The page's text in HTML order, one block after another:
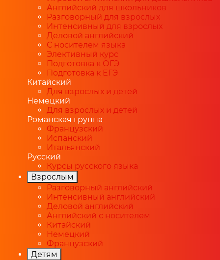
Английский для школьников
Разговорный для взрослых
Интенсивный для взрослых
Деловой английский
С носителем языка
Элективный курс
Подготовка к ОГЭ
Подготовка к ЕГЭ
Китайский
Для взрослых и детей
Немецкий
Для взрослых и детей
Романская группа
Французский
Испанский
Итальянский
Русский
Курсы русского языка
Взрослым
Разговорный английский
Интенсивный английский
Деловой английский
Английский с носителем
Китайский
Немецкий
Французский
Детям